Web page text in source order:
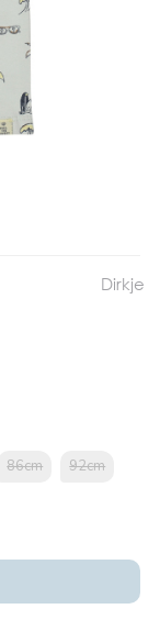
Dirkje
86cm
92cm